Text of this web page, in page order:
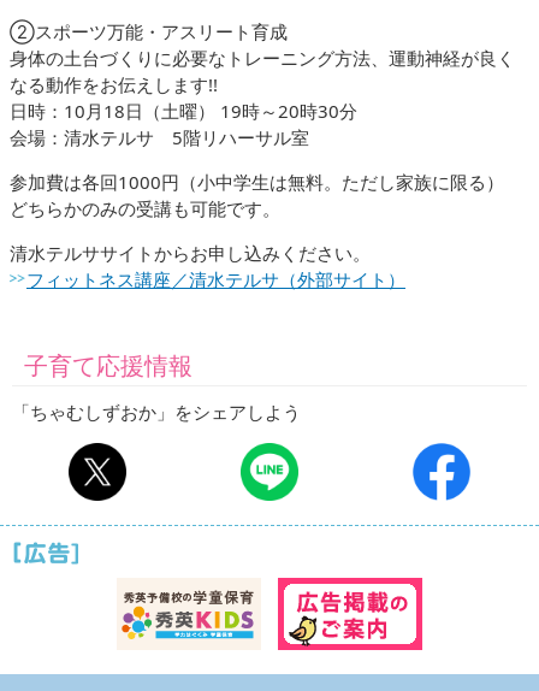
②スポーツ万能・アスリート育成
身体の土台づくりに必要なトレーニング方法、運動神経が良く
なる動作をお伝えします!!
日時：10月18日（土曜） 19時～20時30分
会場：清水テルサ 5階リハーサル室
参加費は各回1000円（小中学生は無料。ただし家族に限る）
どちらかのみの受講も可能です。
清水テルササイトからお申し込みください。
フィットネス講座／清水テルサ（外部サイト）
子育て応援情報
「ちゃむしずおか」をシェアしよう